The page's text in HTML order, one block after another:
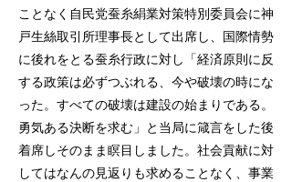
ことなく自民党蚕糸絹業対策特別委員会に神
戸生絲取引所理事長として出席し、国際情勢
に後れをとる蚕糸行政に対し「経済原則に反
する政策は必ずつぶれる、今や破壊の時にな
った。すべての破壊は建設の始まりである。
勇気ある決断を求む」と当局に箴言をした後
着席しそのまま瞑目しました。社会貢献に対
してはなんの見返りも求めることなく、事業